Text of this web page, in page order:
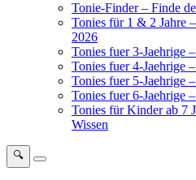
Tonie-Finder – Finde
Tonies für 1 & 2 Jahre
2026
Tonies fuer 3-Jaehrige
Tonies fuer 4-Jaehrige
Tonies fuer 5-Jaehrige
Tonies fuer 6-Jaehrige
Tonies für Kinder ab 7
Wissen
🔍